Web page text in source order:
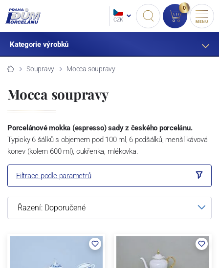
CZK
0
MENU
Kategorie výrobků
Soupravy Mocca soupravy
Mocca soupravy
Porcelánové mokka (espresso) sady z českého porcelánu.
Typicky 6 šálků s objemem pod 100 ml, 6 podšálků, menší kávová
konev (kolem 600 ml), cukřenka, mlékovka.
Filtrace podle parametrů